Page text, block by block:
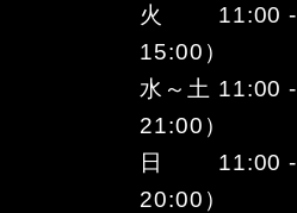
火 11:00 -
15:00）
水～土 11:00
21:00）
日 11:00 -
20:00）